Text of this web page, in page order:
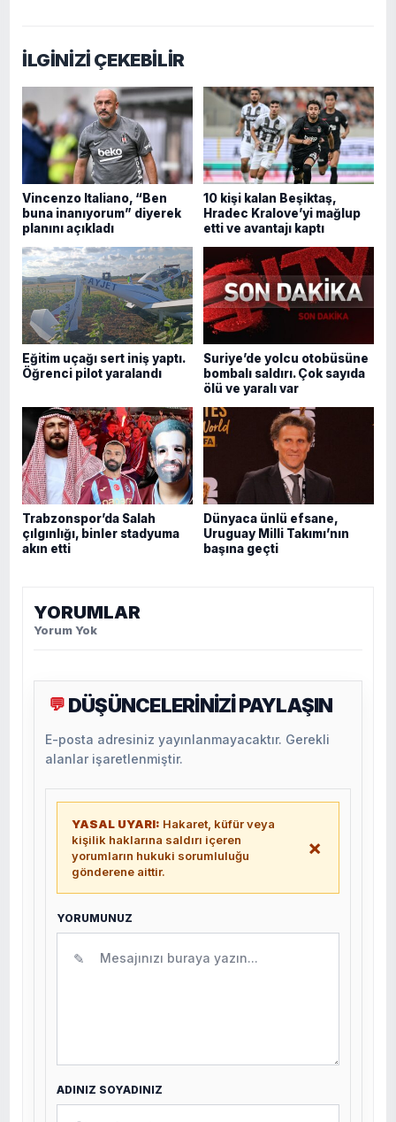
İLGİNİZİ ÇEKEBİLİR
Vincenzo Italiano, “Ben
buna inanıyorum” diyerek
planını açıkladı
10 kişi kalan Beşiktaş,
Hradec Kralove’yi mağlup
etti ve avantajı kaptı
Eğitim uçağı sert iniş yaptı.
Öğrenci pilot yaralandı
Suriye’de yolcu otobüsüne
bombalı saldırı. Çok sayıda
ölü ve yaralı var
Trabzonspor’da Salah
çılgınlığı, binler stadyuma
akın etti
Dünyaca ünlü efsane,
Uruguay Milli Takımı’nın
başına geçti
YORUMLAR
Yorum Yok
💬 DÜŞÜNCELERİNİZİ PAYLAŞIN
E-posta adresiniz yayınlanmayacaktır. Gerekli
alanlar işaretlenmiştir.
YASAL UYARI: Hakaret, küfür veya
kişilik haklarına saldırı içeren
yorumların hukuki sorumluluğu
gönderene aittir.
×
YORUMUNUZ
✎
ADINIZ SOYADINIZ